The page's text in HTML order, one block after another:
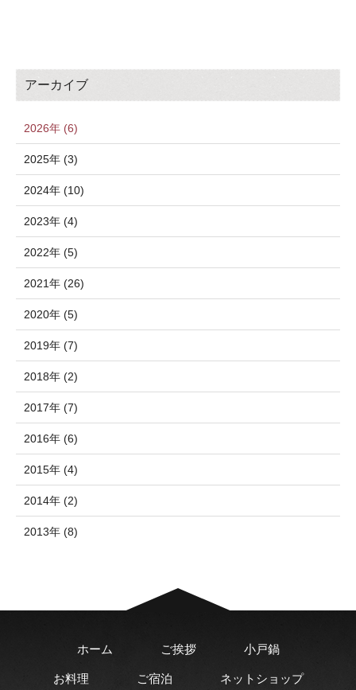
アーカイブ
2026年 (6)
2025年 (3)
2024年 (10)
2023年 (4)
2022年 (5)
2021年 (26)
2020年 (5)
2019年 (7)
2018年 (2)
2017年 (7)
2016年 (6)
2015年 (4)
2014年 (2)
2013年 (8)
ホーム ご挨拶 小戸鍋
お料理 ご宿泊 ネットショップ